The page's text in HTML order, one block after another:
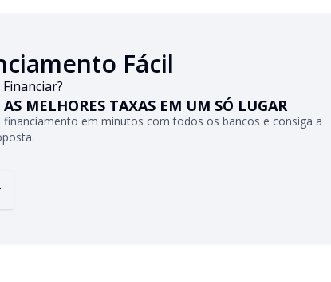
Fácil
MELHORES TAXAS EM UM SÓ LUGAR
financiamento em minutos com todos os bancos e consiga a